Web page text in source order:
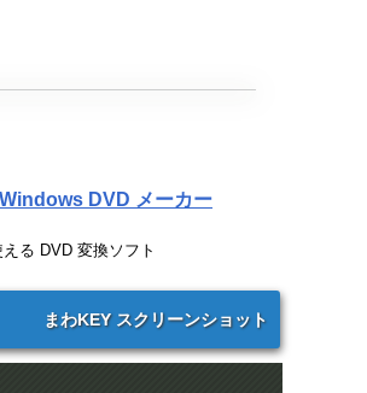
Windows DVD メーカー
る DVD 変換ソフト
まわKEY スクリーンショット